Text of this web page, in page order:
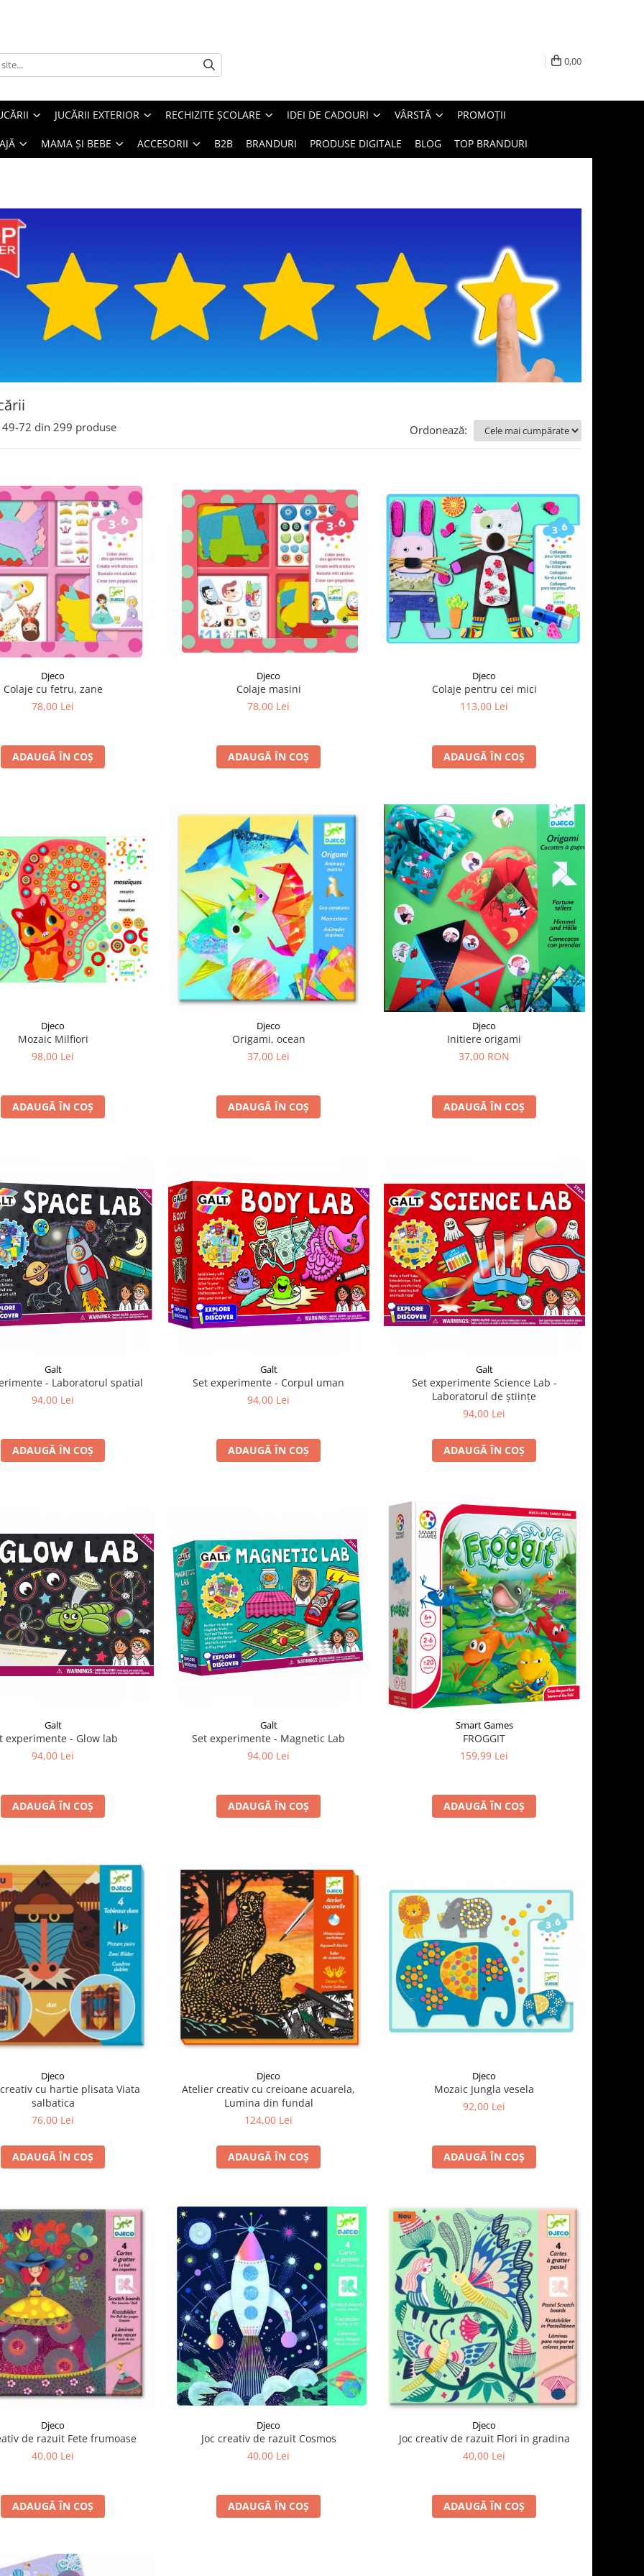
0,00
JUCĂRII EXTERIOR RECHIZITE ȘCOLARE IDEI DE CADOURI VÂRSTĂ PROMOȚII
MAMA ȘI BEBE ACCESORII B2B BRANDURI PRODUSE DIGITALE BLOG TOP BRANDURI
49-72 din 299 produse Ordonează:
Djeco
Colaje cu fetru, zane
78,00 Lei
ADAUGĂ ÎN COȘ
Djeco
Colaje masini
78,00 Lei
ADAUGĂ ÎN COȘ
Djeco
Colaje pentru cei mici
113,00 Lei
ADAUGĂ ÎN COȘ
Djeco
Mozaic Milfiori
98,00 Lei
ADAUGĂ ÎN COȘ
Djeco
Origami, ocean
37,00 Lei
ADAUGĂ ÎN COȘ
Djeco
Initiere origami
37,00 RON
ADAUGĂ ÎN COȘ
Galt
- Laboratorul spatial
94,00 Lei
ADAUGĂ ÎN COȘ
Galt
Set experimente - Corpul uman
94,00 Lei
ADAUGĂ ÎN COȘ
Galt
Set experimente Science Lab -
Laboratorul de științe
94,00 Lei
ADAUGĂ ÎN COȘ
Galt
experimente - Glow lab
94,00 Lei
ADAUGĂ ÎN COȘ
Galt
Set experimente - Magnetic Lab
94,00 Lei
ADAUGĂ ÎN COȘ
Smart Games
FROGGIT
159,99 Lei
ADAUGĂ ÎN COȘ
Djeco
cu hartie plisata Viata
salbatica
76,00 Lei
ADAUGĂ ÎN COȘ
Djeco
Atelier creativ cu creioane acuarela,
Lumina din fundal
124,00 Lei
ADAUGĂ ÎN COȘ
Djeco
Mozaic Jungla vesela
92,00 Lei
ADAUGĂ ÎN COȘ
Djeco
de razuit Fete frumoase
40,00 Lei
ADAUGĂ ÎN COȘ
Djeco
Joc creativ de razuit Cosmos
40,00 Lei
ADAUGĂ ÎN COȘ
Djeco
Joc creativ de razuit Flori in gradina
40,00 Lei
ADAUGĂ ÎN COȘ